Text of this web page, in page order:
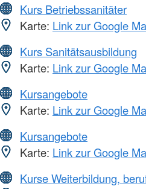
Kurs Betriebssanitäter
Karte: Link zur Google
Kurs Sanitätsausbildung
Karte: Link zur Google
Kursangebote
Karte: Link zur Google
Kursangebote
Karte: Link zur Google
Kurse Weiterbildung,